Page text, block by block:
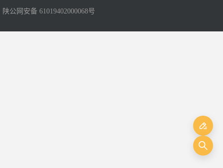
陕公网安备 61019402000068号